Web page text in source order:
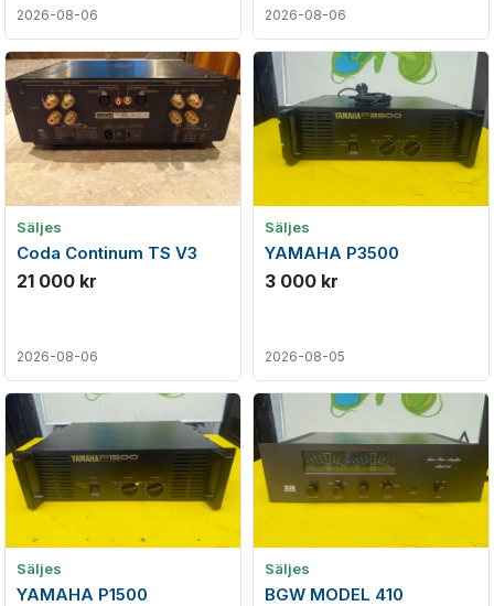
2026-08-06 2026-08-06
Säljes
Coda Continum TS V3
21 000 kr
2026-08-06
Säljes
YAMAHA P3500
3 000 kr
2026-08-05
Säljes
YAMAHA P1500
Säljes
BGW MODEL 410